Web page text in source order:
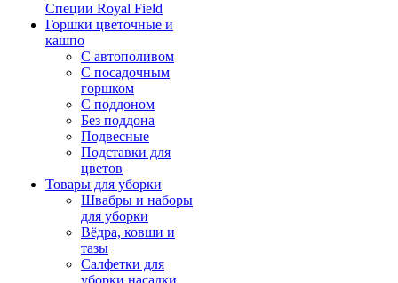
Специи Royal Field
Горшки цветочные и
кашпо
С автополивом
С посадочным
горшком
С поддоном
Без поддона
Подвесные
Подставки для
цветов
Товары для уборки
Швабры и наборы
для уборки
Вёдра, ковши и
тазы
Салфетки для
уборки,насадки